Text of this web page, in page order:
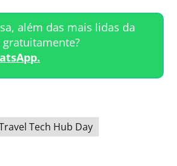
além das mais lidas da
gratuitamente?
Tech Hub Day